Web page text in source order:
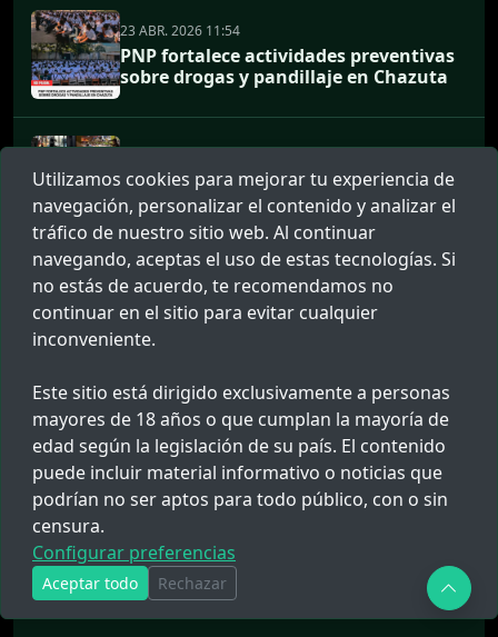
23 ABR. 2026 11:54
PNP fortalece actividades preventivas
sobre drogas y pandillaje en Chazuta
Megaoperativo en penal de Puerto
Maldonado refuerza seguridad
07 AGO. 2025 15:14
Reglamento General de Uniformes
PNP 2021
Utilizamos cookies para mejorar tu experiencia de
navegación, personalizar el contenido y analizar el
tráfico de nuestro sitio web. Al continuar
navegando, aceptas el uso de estas tecnologías. Si
no estás de acuerdo, te recomendamos no
continuar en el sitio para evitar cualquier
inconveniente.
Este sitio está dirigido exclusivamente a personas
mayores de 18 años o que cumplan la mayoría de
edad según la legislación de su país. El contenido
puede incluir material informativo o noticias que
podrían no ser aptos para todo público, con o sin
censura.
Configurar preferencias
Aceptar todo Rechazar